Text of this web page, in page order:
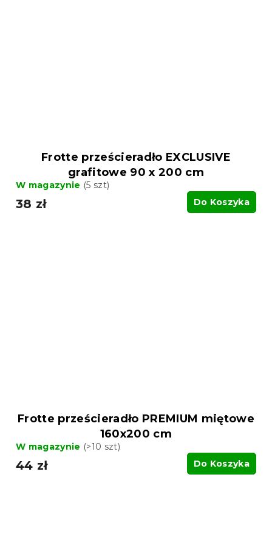
Frotte prześcieradło EXCLUSIVE
grafitowe 90 x 200 cm
W magazynie (5 szt)
38 zł Do Koszyka
Frotte prześcieradło PREMIUM miętowe
160x200 cm
W magazynie (>10 szt)
44 zł Do Koszyka